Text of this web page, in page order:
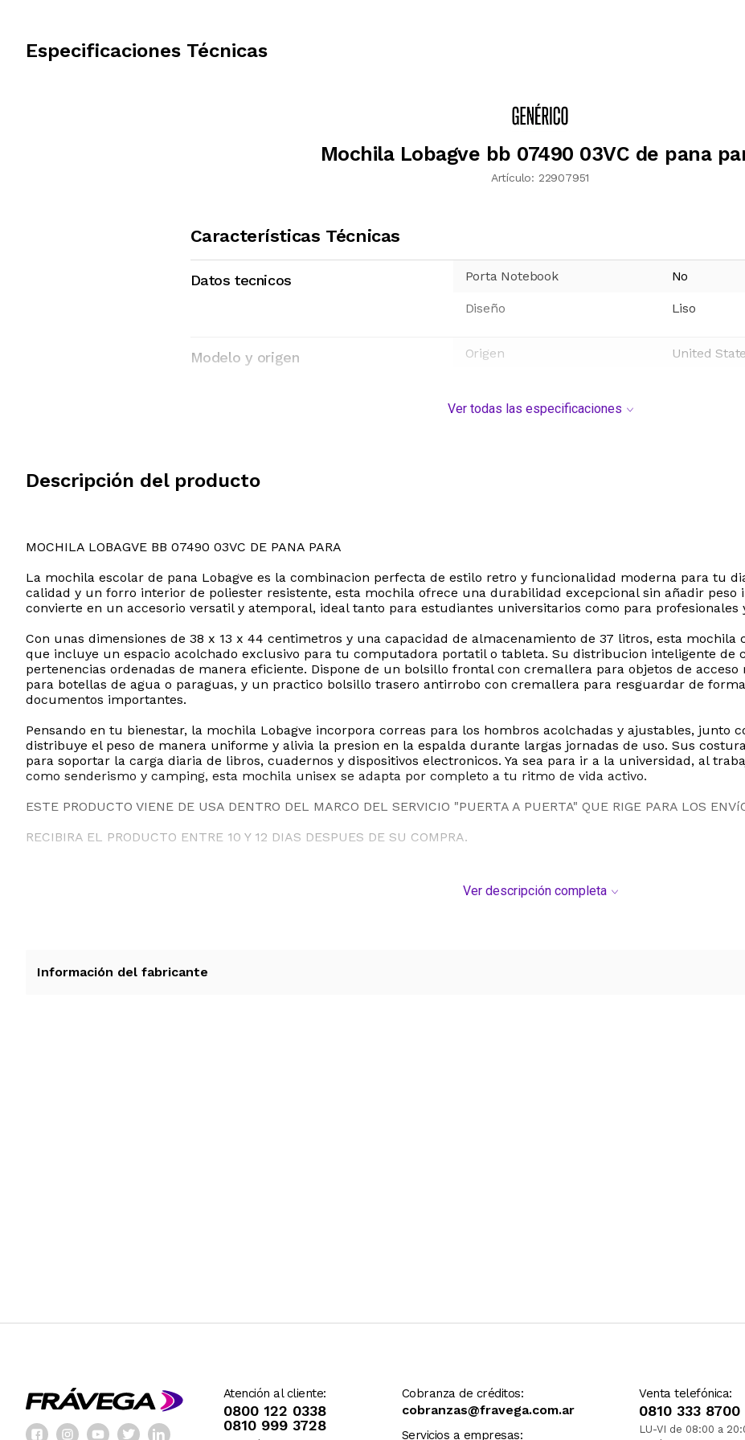
Especificaciones Técnicas
Mochila Lobagve bb 07490 03VC de pana
Artículo: 22907951
Características Técnicas
Datos tecnicos Porta Notebook No
Diseño Liso
Modelo y origen Origen United
Ver todas las especificaciones
Descripción del producto
MOCHILA LOBAGVE BB 07490 03VC DE PANA PARA
La mochila escolar de pana Lobagve es la combinacion perfecta de estilo retro y funcionalidad moderna para tu
calidad y un forro interior de poliester resistente, esta mochila ofrece una durabilidad excepcional sin añadir peso
convierte en un accesorio versatil y atemporal, ideal tanto para estudiantes universitarios como para
Con unas dimensiones de 38 x 13 x 44 centimetros y una capacidad de almacenamiento de 37 litros, esta
que incluye un espacio acolchado exclusivo para tu computadora portatil o tableta. Su distribucion inteligente
pertenencias ordenadas de manera eficiente. Dispone de un bolsillo frontal con cremallera para objetos de
para botellas de agua o paraguas, y un practico bolsillo trasero antirrobo con cremallera para resguardar de
documentos importantes.
Pensando en tu bienestar, la mochila Lobagve incorpora correas para los hombros acolchadas y ajustables, junto
distribuye el peso de manera uniforme y alivia la presion en la espalda durante largas jornadas de uso. Sus
para soportar la carga diaria de libros, cuadernos y dispositivos electronicos. Ya sea para ir a la universidad, al
como senderismo y camping, esta mochila unisex se adapta por completo a tu ritmo de vida activo.
ESTE PRODUCTO VIENE DE USA DENTRO DEL MARCO DEL SERVICIO "PUERTA A PUERTA" QUE RIGE PARA LOS
RECIBIRA EL PRODUCTO ENTRE 10 Y 12 DIAS DESPUES DE SU COMPRA.
Ver descripción completa
Información del fabricante
Atención al cliente:
0800 122 0338
0810 999 3728
Cobranza de créditos:
cobranzas@fravega.com.ar
Servicios a empresas:
Venta telefónica:
0810 333 8700
LU-VI de 08:00 a